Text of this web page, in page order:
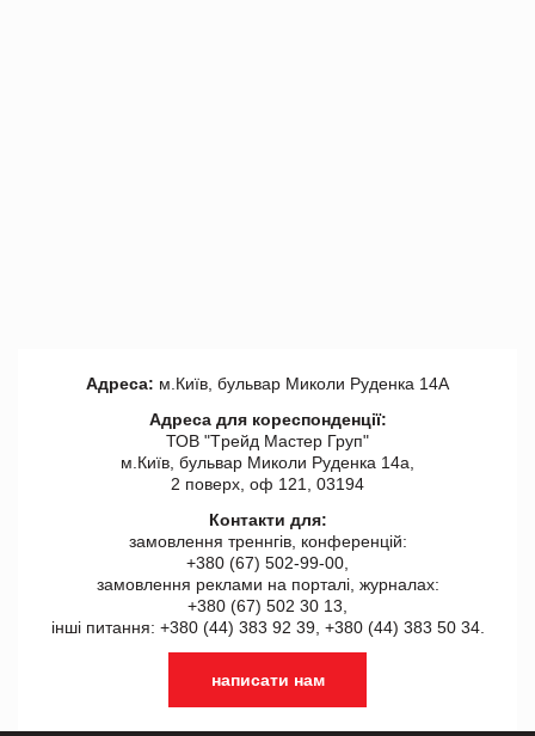
Адреса: м.Київ, бульвар Миколи Руденка 14А
Адреса для кореспонденції:
ТОВ "Tрейд Мастер Груп"
м.Київ, бульвар Миколи Руденка 14а,
2 поверх, оф 121, 03194
Контакти для:
замовлення треннгів, конференцій:
+380 (67) 502-99-00,
замовлення реклами на порталі, журналах:
+380 (67) 502 30 13,
інші питання: +380 (44) 383 92 39, +380 (44) 383 50 34.
написати нам